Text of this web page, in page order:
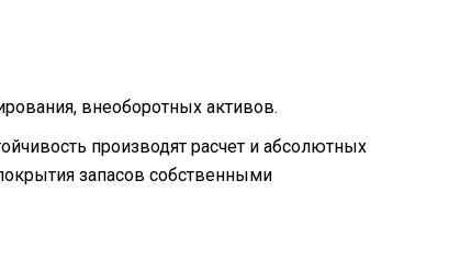
внеоборотных активов.
производят расчет и абсолютных
запасов собственными